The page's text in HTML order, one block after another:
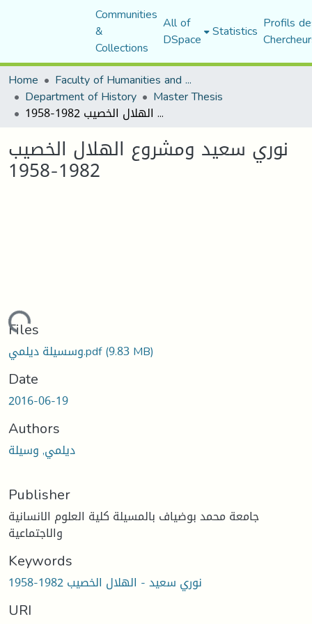
Communities
&
Collections
All of
DSpace Statistics Profils
Home
Faculty of Humanities and Social Sciences
Department of History Master Thesis
نوري سعيد ومشروع الهلال الخصيب 1982-1958
نوري سعيد ومشروع الهلال الخصيب
1982-1958
Loading...
Files
وسسيلة ديلمي.pdf(9.83 MB)
Date
2016-06-19
Authors
ديلمي, وسيلة
Publisher
جامعة محمد بوضياف بالمسيلة كلية العلوم الانسانية
والاجتماعية
Keywords
نوري سعيد - الهلال الخصيب 1982-1958
URI